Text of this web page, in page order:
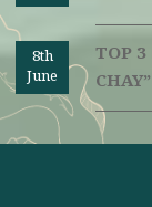
June
TOP
8th
June
TOP